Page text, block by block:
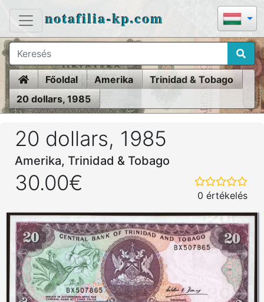
notafilia-kp.com
HomeFőoldal Amerika
Trinidad & Tobago
20 dollars, 1985
20 dollars, 1985
Amerika, Trinidad & Tobago
30.00€
0 értékelés